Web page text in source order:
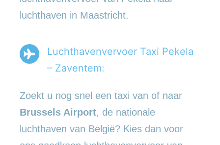
luchthaven in Maastricht.
Luchthavenvervoer Taxi Pekela
– Zaventem:
Zoekt u nog snel een taxi van of naar
Brussels Airport, de nationale
luchthaven van België? Kies dan voor